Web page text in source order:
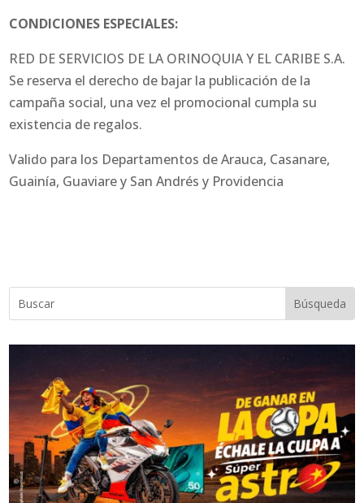
CONDICIONES ESPECIALES:
RED DE SERVICIOS DE LA ORINOQUIA Y EL CARIBE S.A.
Se reserva el derecho de bajar la publicación de la
campaña social, una vez el promocional cumpla su
existencia de regalos.
Valido para los Departamentos de Arauca, Casanare,
Guainía, Guaviare y San Andrés y Providencia